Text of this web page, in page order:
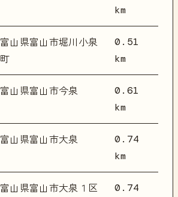
km
富山県富山市堀川小泉
町
0.51
km
富山県富山市今泉
0.61
km
富山県富山市大泉
0.74
km
富山県富山市大泉１区
0.74